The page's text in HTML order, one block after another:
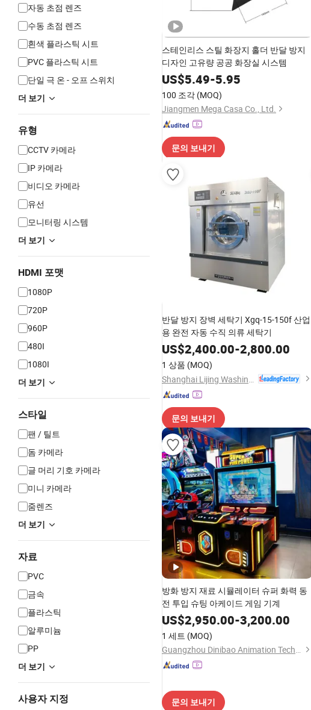
자동 초점 렌즈
수동 초점 렌즈
흰색 플라스틱 시트
PVC 플라스틱 시트
단일 극 온 - 오프 스위치
더 보기
유형
CCTV 카메라
IP 카메라
비디오 카메라
유선
모니터링 시스템
더 보기
HDMI 포맷
1080P
720P
960P
480I
1080I
더 보기
스타일
팬 / 틸트
돔 카메라
글 머리 기호 카메라
미니 카메라
줌렌즈
더 보기
자료
PVC
금속
플라스틱
알루미늄
PP
더 보기
사용자 지정
스테인리스 스틸 화장지 홀더 반달 방지
디자인 고유량 공공 화장실 시스템
US$5.49-5.95
100 조각 (MOQ)
Jiangmen Mega Casa Co., Ltd.
문의 보내기
반달 방지 장벽 세탁기 Xgq-15-150f 산업
용 완전 자동 수직 의류 세탁기
US$2,400.00-2,800.00
1 상품 (MOQ)
문의 보내기
방화 방지 재료 시뮬레이터 슈퍼 화력 동
전 투입 슈팅 아케이드 게임 기계
US$2,950.00-3,200.00
1 세트 (MOQ)
Guangzhou Dinibao Animation Technology Co., Ltd.
문의 보내기